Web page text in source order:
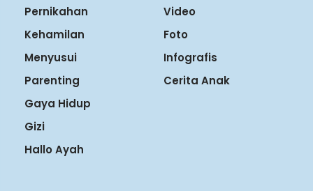
Pernikahan
Kehamilan
Menyusui
Parenting
Gaya Hidup
Gizi
Hallo Ayah
Video
Foto
Infografis
Cerita Anak